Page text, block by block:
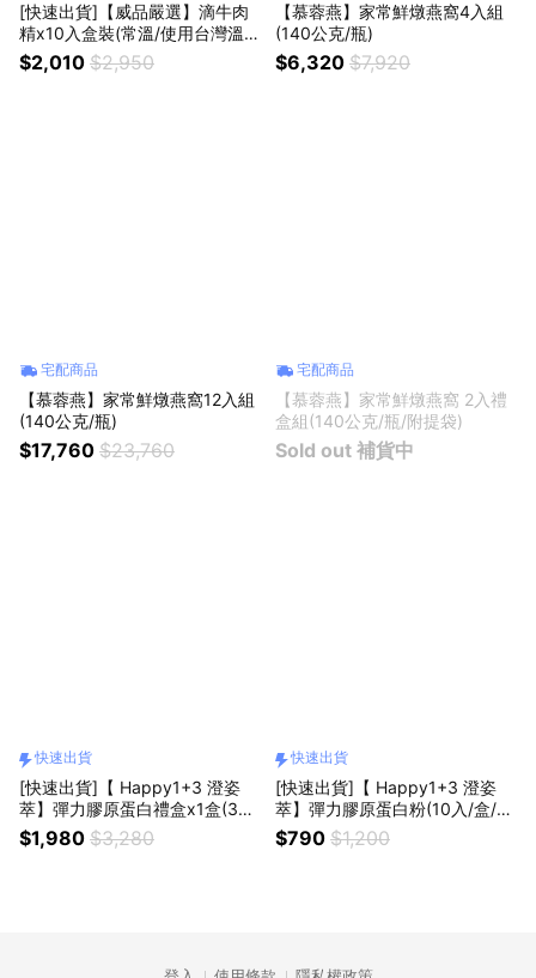
[快速出貨]【威品嚴選】滴牛肉
精x10入盒裝(常溫/使用台灣溫體
牛)
$2,010 $2,950
【慕蓉燕】家常鮮燉燕窩4入組
(140公克/瓶)
$6,320 $7,920
宅配商品
【慕蓉燕】家常鮮燉燕窩12入組
(140公克/瓶)
$17,760 $23,760
宅配商品
【慕蓉燕】家常鮮燉燕窩 2入禮
盒組(140公克/瓶/附提袋)
Sold out 補貨中
快速出貨
[快速出貨]【 Happy1+3 澄姿
萃】彈力膠原蛋白禮盒x1盒(30
入/盒/韓國原裝/含穀胱甘肽LAL
LEMAND/MSM)
$1,980 $3,280
快速出貨
[快速出貨]【 Happy1+3 澄姿
萃】彈力膠原蛋白粉(10入/盒/韓
國原裝/含穀胱甘肽LALLEMAN
D/MSM)
$790 $1,200